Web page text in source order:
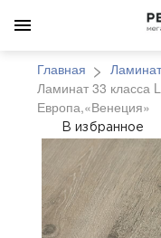
Главная
Ламинат
Ламинат 33 класса
Европа,«Венеция»
В избранное